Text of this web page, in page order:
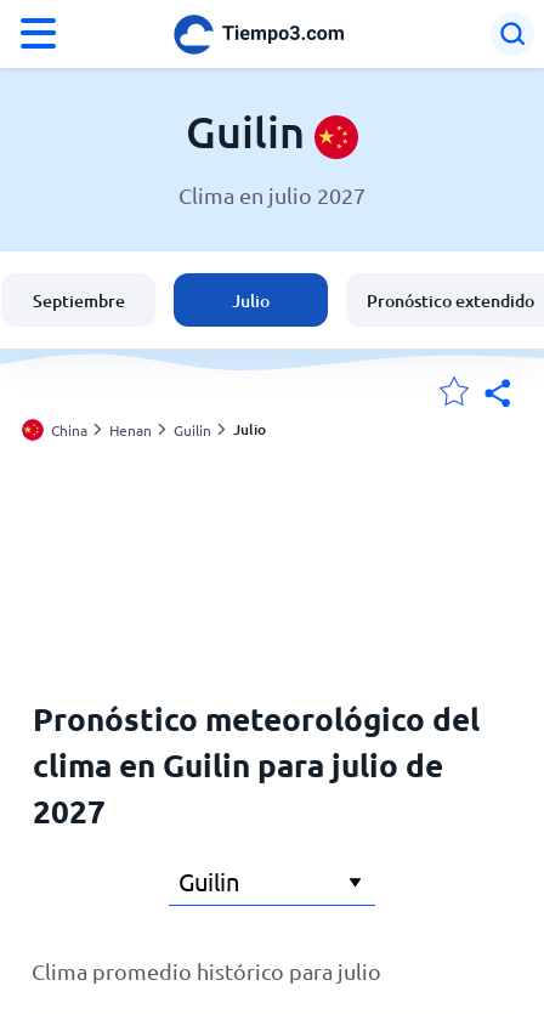
España
Argentina
Guilin
Clima en julio 2027
Septiembre Julio Pronóstico extendido
China Henan Guilin Julio
Pronóstico meteorológico del
clima en Guilin para julio de
2027
Clima promedio histórico para julio